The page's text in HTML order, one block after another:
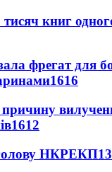
книг
фрегат для
1616
1612
НКРЕКП